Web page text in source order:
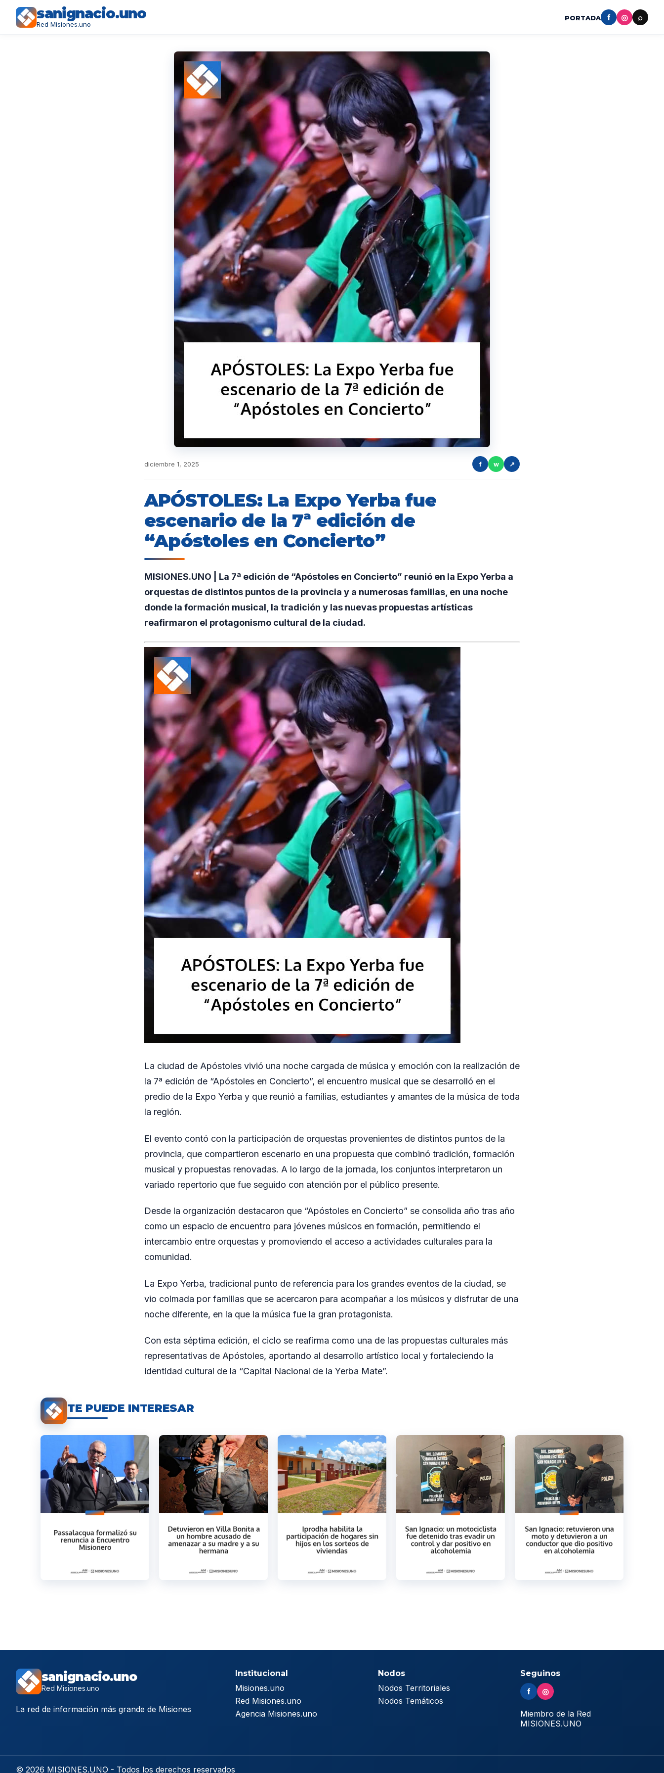
sanignacio.uno
Red Misiones.uno
PORTADA f ◎ ⌕
diciembre 1, 2025 f w ↗
APÓSTOLES: La Expo Yerba fue
escenario de la 7ª edición de
“Apóstoles en Concierto”
MISIONES.UNO | La 7ª edición de “Apóstoles en Concierto” reunió en la Expo Yerba a
orquestas de distintos puntos de la provincia y a numerosas familias, en una noche
donde la formación musical, la tradición y las nuevas propuestas artísticas
reafirmaron el protagonismo cultural de la ciudad.
La ciudad de Apóstoles vivió una noche cargada de música y emoción con la realización de
la 7ª edición de “Apóstoles en Concierto”, el encuentro musical que se desarrolló en el
predio de la Expo Yerba y que reunió a familias, estudiantes y amantes de la música de toda
la región.
El evento contó con la participación de orquestas provenientes de distintos puntos de la
provincia, que compartieron escenario en una propuesta que combinó tradición, formación
musical y propuestas renovadas. A lo largo de la jornada, los conjuntos interpretaron un
variado repertorio que fue seguido con atención por el público presente.
Desde la organización destacaron que “Apóstoles en Concierto” se consolida año tras año
como un espacio de encuentro para jóvenes músicos en formación, permitiendo el
intercambio entre orquestas y promoviendo el acceso a actividades culturales para la
comunidad.
La Expo Yerba, tradicional punto de referencia para los grandes eventos de la ciudad, se
vio colmada por familias que se acercaron para acompañar a los músicos y disfrutar de una
noche diferente, en la que la música fue la gran protagonista.
Con esta séptima edición, el ciclo se reafirma como una de las propuestas culturales más
representativas de Apóstoles, aportando al desarrollo artístico local y fortaleciendo la
identidad cultural de la “Capital Nacional de la Yerba Mate”.
TE PUEDE INTERESAR
sanignacio.uno
Red Misiones.uno
La red de información más grande de Misiones
Institucional
Misiones.uno
Red Misiones.uno
Agencia Misiones.uno
Nodos
Nodos Territoriales
Nodos Temáticos
Seguinos
f ◎
Miembro de la Red
MISIONES.UNO
© 2026 MISIONES.UNO - Todos los derechos reservados